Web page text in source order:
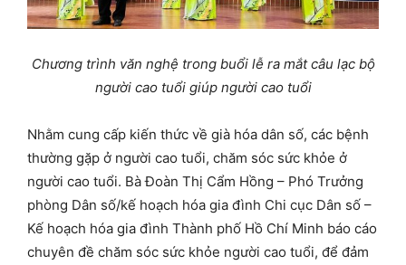
Chương trình văn nghệ trong buổi lễ ra mắtcâu lạc bộ
người cao tuổi giúp người cao tuổi
Nhằm cung cấp kiến thức về già hóa dân số, các bệnh
thường gặp ở người cao tuổi, chăm sóc sức khỏe ở
người cao tuổi. Bà Đoàn Thị Cẩm Hồng – Phó Trưởng
phòng Dân số/kế hoạch hóa gia đình Chi cục Dân số –
Kế hoạch hóa gia đình Thành phố Hồ Chí Minh báo cáo
chuyên đề chăm sóc sức khỏe người cao tuổi, để đảm